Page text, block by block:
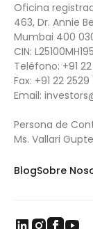
Oficina
463, Dr. Annie
Mumbai 400
CIN:
Teléfono: +91
Fax: +91 22
Email: i
Persona de
Ms. Vallari Gupte
BlogSobre